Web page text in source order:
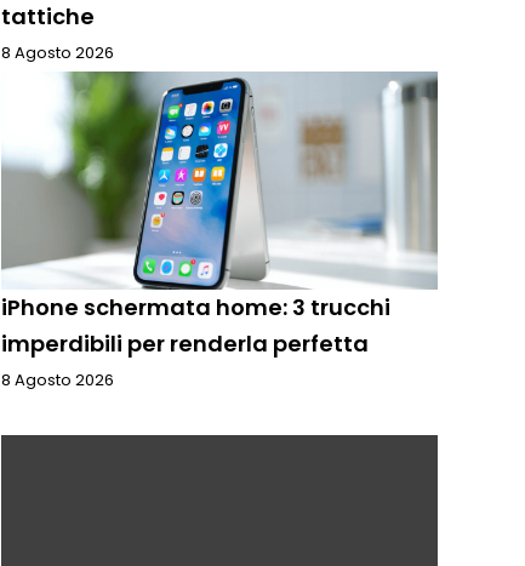
tattiche
8 Agosto 2026
iPhone schermata home: 3 trucchi
imperdibili per renderla perfetta
8 Agosto 2026